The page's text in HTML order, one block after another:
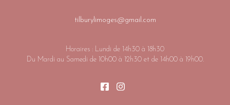
tilburylimoges@gmail.com
Horaires : Lundi de 14h30 à 18h30
Du Mardi au Samedi de 10h00 à 12h30 et de 14h00 à 19h00.